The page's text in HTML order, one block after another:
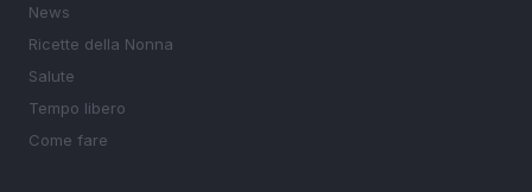
News
Ricette della Nonna
Salute
Tempo libero
Come fare